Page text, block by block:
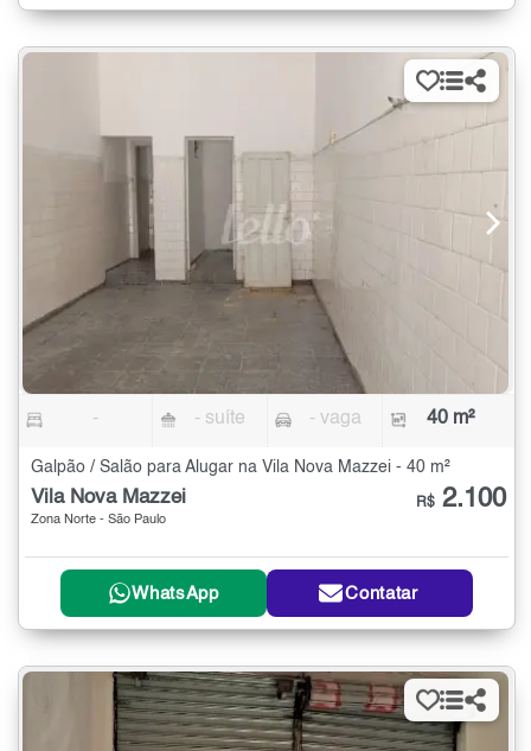
- - suíte - vaga 40 m²
Galpão / Salão para Alugar na Vila Nova Mazzei - 40 m²
Vila Nova Mazzei
Zona Norte - São Paulo
R$ 2.100
WhatsApp Contatar